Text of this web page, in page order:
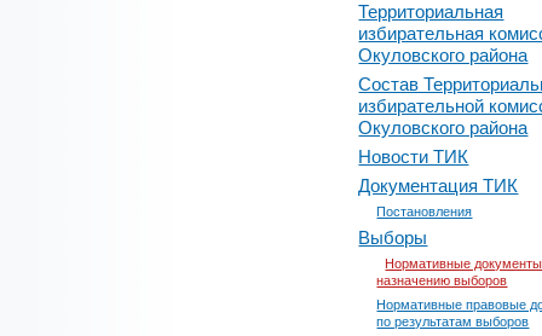
Территориальная
избирательная
Окуловского района
Состав
избирательной
Окуловского района
Новости ТИК
Документация ТИК
Постановления
Выборы
Нормативные
назначению выборов
Нормативные правовые
по результатам выборов